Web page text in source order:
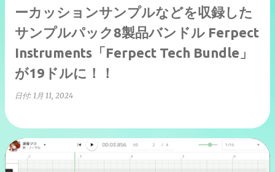
ーカッションサンプルなどを収録した
サンプルパック8製品バンドル Ferpect
Instruments「Ferpect Tech Bundle」
が19ドルに！！
日付: 1月 11, 2024